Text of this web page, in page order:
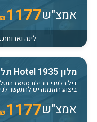
אמצ"ש ₪1177
לינה וארוחת בוקר | 1
מלון Hotel 1935 תל אביב
דיל בלעדי חבילת ספא
ביצוע ההזמנה יש להתקשר לנייד 054-
אמצ"ש ₪1177